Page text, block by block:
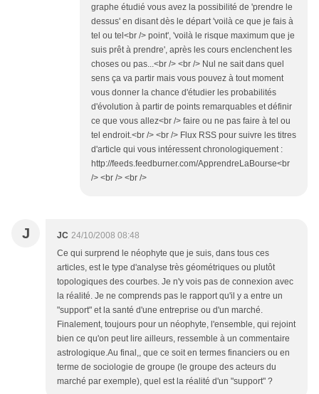
graphe étudié vous avez la possibilité de 'prendre le
dessus' en disant dès le départ 'voilà ce que je fais à
tel ou tel<br /> point', 'voilà le risque maximum que je
suis prêt à prendre', après les cours enclenchent les
choses ou pas...<br /> <br /> Nul ne sait dans quel
sens ça va partir mais vous pouvez à tout moment
vous donner la chance d'étudier les probabilités
d'évolution à partir de points remarquables et définir
ce que vous allez<br /> faire ou ne pas faire à tel ou
tel endroit.<br /> <br /> Flux RSS pour suivre les titres
d'article qui vous intéressent chronologiquement :
http://feeds.feedburner.com/ApprendreLaBourse<br
/> <br /> <br />
J JC 24/10/2008 08:48
Ce qui surprend le néophyte que je suis, dans tous ces
articles, est le type d'analyse très géométriques ou plutôt
topologiques des courbes. Je n'y vois pas de connexion avec
la réalité. Je ne comprends pas le rapport qu'il y a entre un
"support" et la santé d'une entreprise ou d'un marché.
Finalement, toujours pour un néophyte, l'ensemble, qui rejoint
bien ce qu'on peut lire ailleurs, ressemble à un commentaire
astrologique.Au final,, que ce soit en termes financiers ou en
terme de sociologie de groupe (le groupe des acteurs du
marché par exemple), quel est la réalité d'un "support" ?